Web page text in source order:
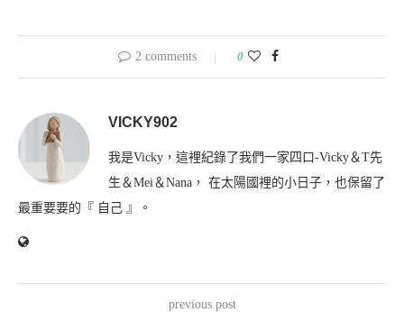
2 comments 0
VICKY902
我是Vicky，這裡紀錄了我們一家四口-Vicky＆T先
生＆Mei＆Nana， 在太陽國裡的小日子，也保留了
最重要要的『 自己 』。
previous post